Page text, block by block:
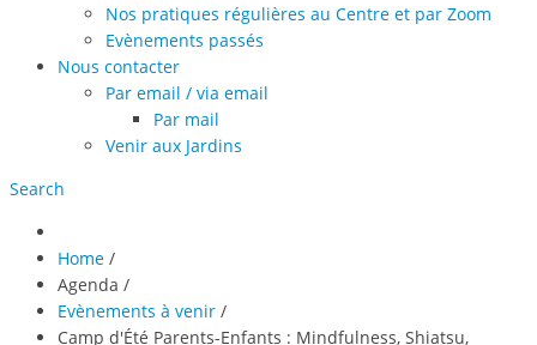
Nos pratiques régulières au Centre et par Zoom
Evènements passés
Nous contacter
Par email / via email
Par mail
Venir aux Jardins
Search
Home /
Agenda /
Evènements à venir /
Camp d'Été Parents-Enfants : Mindfulness, Shiatsu,